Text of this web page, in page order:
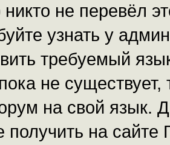
никто не перевёл
узнать у
требуемый
не
на свой язык.
получить на сайте